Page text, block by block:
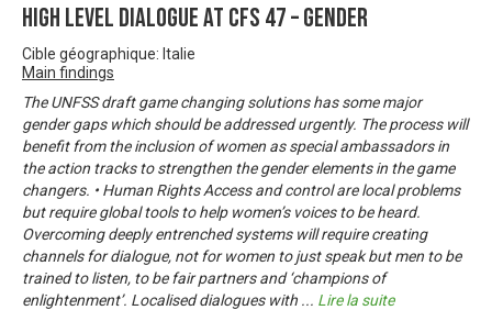
High Level Dialogue at CFS 47 – Gender
Cible géographique: Italie
Main findings
The UNFSS draft game changing solutions has some major
gender gaps which should be addressed urgently. The process will
benefit from the inclusion of women as special ambassadors in
the action tracks to strengthen the gender elements in the game
changers. • Human Rights Access and control are local problems
but require global tools to help women’s voices to be heard.
Overcoming deeply entrenched systems will require creating
channels for dialogue, not for women to just speak but men to be
trained to listen, to be fair partners and ‘champions of
enlightenment’. Localised dialogues with ... Lire la suite